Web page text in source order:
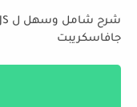
جافاسكريبت